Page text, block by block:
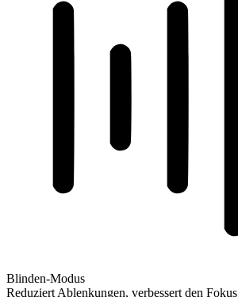
Blinden-Modus
Reduziert Ablenkungen, verbessert den Fokus